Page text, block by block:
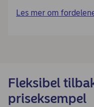
Les mer om
Fleksibel
priseksempel